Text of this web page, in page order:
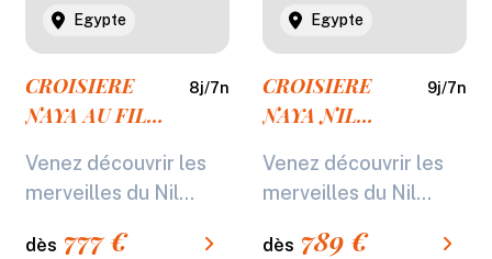
Egypte
CROISIERE
NAYA AU FIL
(NL) - 8J/7N -
2027
8j/7n
Venez découvrir les
merveilles du Nil...
dès 777€
Egypte
CROISIERE
NAYA NIL
en 5* (NL) -
8J/7N - 2027
9j/7n
Venez découvrir les
merveilles du Nil...
dès 789 €